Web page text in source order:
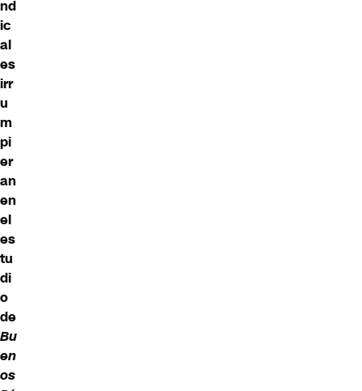
nd
ic
al
es
irr
u
m
pi
er
an
en
el
es
tu
di
o
de
Bu
en
os